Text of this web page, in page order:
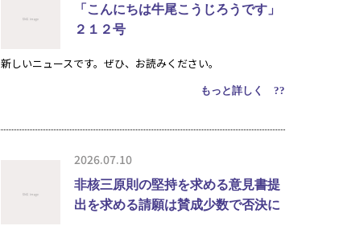
「こんにちは牛尾こうじろうです」
２１２号
新しいニュースです。ぜひ、お読みください。
もっと詳しく ??
2026.07.10
非核三原則の堅持を求める意見書提
出を求める請願は賛成少数で否決に